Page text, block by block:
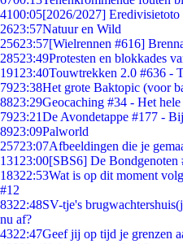
4100:05[2026/2027] Eredivisietoto
2623:57Natuur en Wild
25623:57[Wielrennen #616]
28523:49Protesten en blokkades
191 23:40Touwtrekken 2.0 #636 -
7923:38Het grote Baktopic (voor
8823:29Geocaching #34 - Het hele
7923:21De Avondetappe #177 -
8923:09Palworld
25723:07Afbeeldingen die je
131 23:00[SBS6] De Bondgenoten
18322:53Wat is op dit moment
#12
8322:48SV-tje's
nu af?
4322:47Geef jij op tijd je grenzen